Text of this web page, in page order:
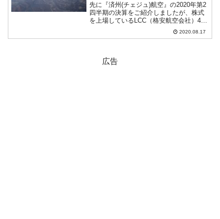
先に『済州(チェジュ)航空』の2020年第2
四半期の決算をご紹介しましたが、株式
を上場しているLCC（格安航空会社）4社
の決算が出そろいました。以下のように
大赤字で締まっています。『済州航空』
2020.08.17
広告